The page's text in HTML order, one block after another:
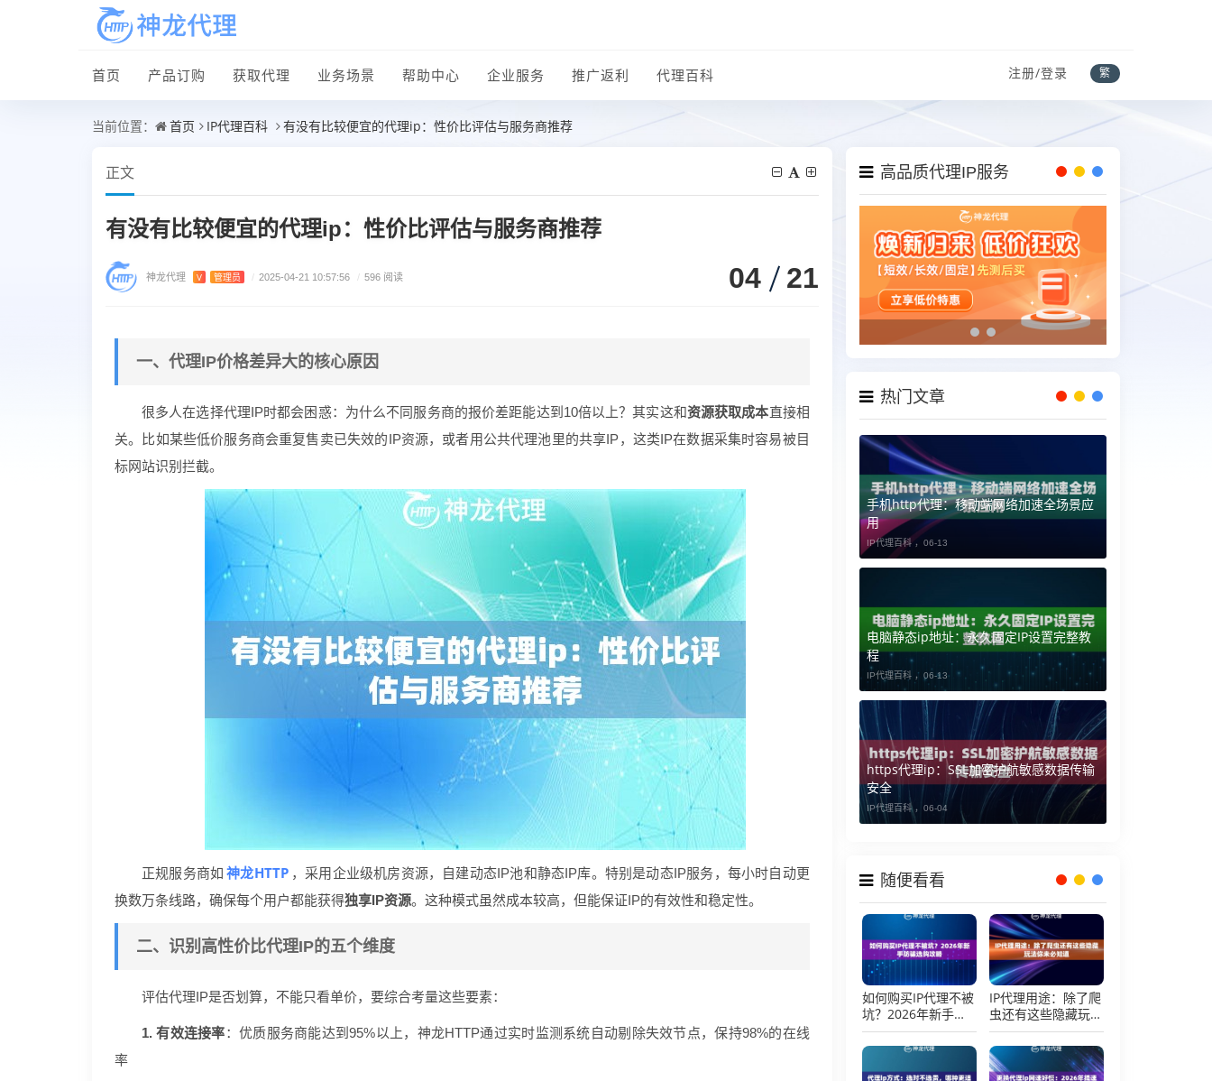
首页 产品订购 获取代理 业务场景 帮助中心 企业服务 推广返利 代理百科 注册/登录 繁
当前位置： 首页 IP代理百科 有没有比较便宜的代理ip：性价比评估与服务商推荐
正文
有没有比较便宜的代理ip：性价比评估与服务商推荐
神龙代理 V 管理员 / 2025-04-21 10:57:56 / 596 阅读 04 21
一、代理IP价格差异大的核心原因
很多人在选择代理IP时都会困惑：为什么不同服务商的报价差距能达到10倍以上？其实这和资源获取成本直接相
关。比如某些低价服务商会重复售卖已失效的IP资源，或者用公共代理池里的共享IP，这类IP在数据采集时容易被目
标网站识别拦截。
正规服务商如 神龙HTTP ，采用企业级机房资源，自建动态IP池和静态IP库。特别是动态IP服务，每小时自动更
换数万条线路，确保每个用户都能获得独享IP资源。这种模式虽然成本较高，但能保证IP的有效性和稳定性。
二、识别高性价比代理IP的五个维度
评估代理IP是否划算，不能只看单价，要综合考量这些要素：
1. 有效连接率：优质服务商能达到95%以上，神龙HTTP通过实时监测系统自动剔除失效节点，保持98%的在线
率
高品质代理IP服务
热门文章
手机http代理：移动端网络加速全场景应
用
IP代理百科 ， 06-13
电脑静态ip地址：永久固定IP设置完整教
程
IP代理百科 ， 06-13
https代理ip：SSL加密护航敏感数据传输
安全
IP代理百科 ， 06-04
随便看看
如何购买IP代理不被
坑？2026年新手防
骗选购攻略
IP代理用途：除了爬
虫还有这些隐藏玩法
你未必知道